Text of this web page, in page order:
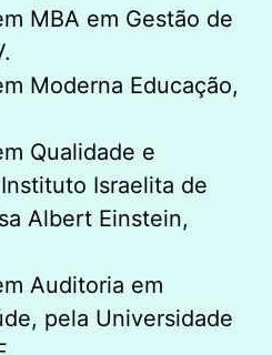
MBA em Gestão de
Moderna Educação,
Qualidade e
Israelita de
Albert Einstein,
Auditoria em
pela Universidade